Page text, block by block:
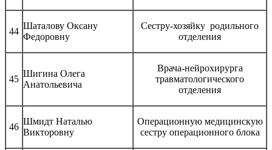
44
Шаталову Оксану
Федоровну
Сестру-хозяйку родильного
отделения
45
Шигина Олега
Анатольевича
Врача-нейрохирурга
травматологического
отделения
46
Шмидт Наталью
Викторовну
Операционную медицинскую
сестру операционного блока